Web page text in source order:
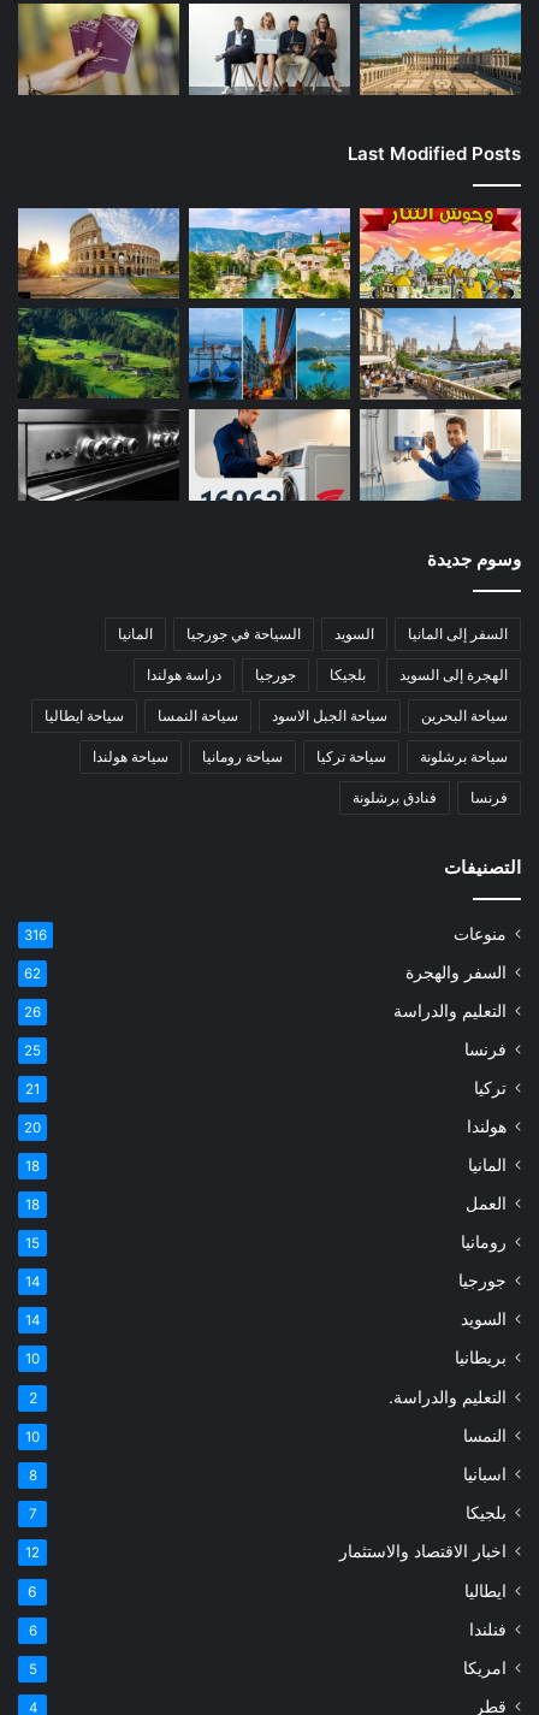
Last Modified Posts
وسوم جديدة
السفر إلى المانيا السويد السياحة في جورجيا المانيا
الهجرة إلى السويد بلجيكا جورجيا دراسة هولندا
سياحة البحرين سياحة الجبل الاسود سياحة النمسا سياحة ايطاليا
سياحة برشلونة سياحة تركيا سياحة رومانيا سياحة هولندا
فرنسا فنادق برشلونة
التصنيفات
منوعات 316
السفر والهجرة 62
التعليم والدراسة 26
فرنسا 25
تركيا 21
هولندا 20
المانيا 18
العمل 18
رومانيا 15
جورجيا 14
السويد 14
بريطانيا 10
التعليم والدراسة. 2
النمسا 10
اسبانيا 8
بلجيكا 7
اخبار الاقتصاد والاستثمار 12
ايطاليا 6
فنلندا 6
امريكا 5
قطر 4